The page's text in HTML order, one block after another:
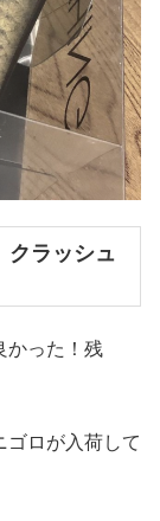
クラッシュ
かった！残
ゴロが入荷して